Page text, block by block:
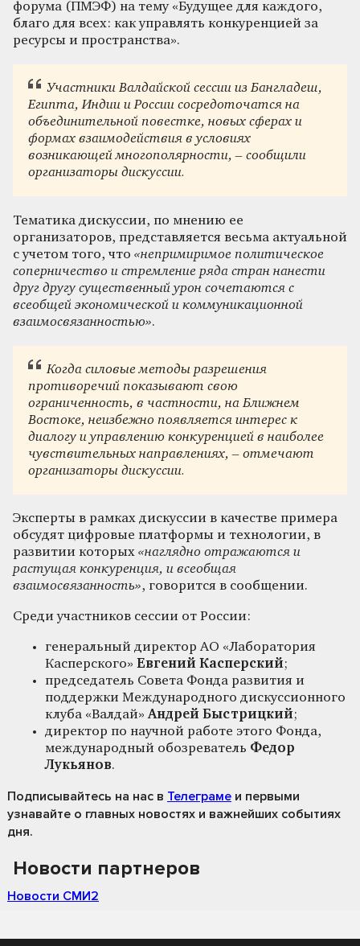
форума (ПМЭФ) на тему «Будущее для каждого,
благо для всех: как управлять конкуренцией за
ресурсы и пространства».
Участники Валдайской сессии из Бангладеш,
Египта, Индии и России сосредоточатся на
объединительной повестке, новых сферах и
формах взаимодействия в условиях
возникающей многополярности, – сообщили
организаторы дискуссии.
Тематика дискуссии, по мнению ее
организаторов, представляется весьма актуальной
с учетом того, что «непримиримое политическое
соперничество и стремление ряда стран нанести
друг другу существенный урон сочетаются с
всеобщей экономической и коммуникационной
взаимосвязанностью».
Когда силовые методы разрешения
противоречий показывают свою
ограниченность, в частности, на Ближнем
Востоке, неизбежно появляется интерес к
диалогу и управлению конкуренцией в наиболее
чувствительных направлениях, – отмечают
организаторы дискуссии.
Эксперты в рамках дискуссии в качестве примера
обсудят цифровые платформы и технологии, в
развитии которых «наглядно отражаются и
растущая конкуренция, и всеобщая
взаимосвязанность», говорится в сообщении.
Среди участников сессии от России:
генеральный директор АО «Лаборатория
Касперского» Евгений Касперский;
председатель Совета Фонда развития и
поддержки Международного дискуссионного
клуба «Валдай»Андрей Быстрицкий;
директор по научной работе этого Фонда,
международный обозреватель Федор
Лукьянов.
Подписывайтесь на нас в Телеграме и первыми
узнавайте о главных новостях и важнейших событиях
дня.
Новости партнеров
Новости СМИ2